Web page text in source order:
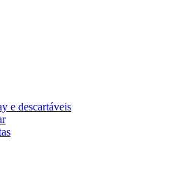
e descartáveis